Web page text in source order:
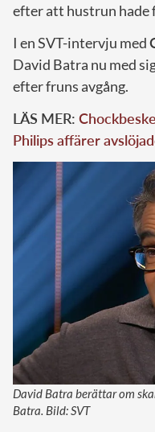
efter att hustrun hade
I en SVT-intervju med
David Batra nu med
efter fruns avgång.
LÄS MER:
Philips affärer
David Batra berättar om
Batra. Bild: SVT